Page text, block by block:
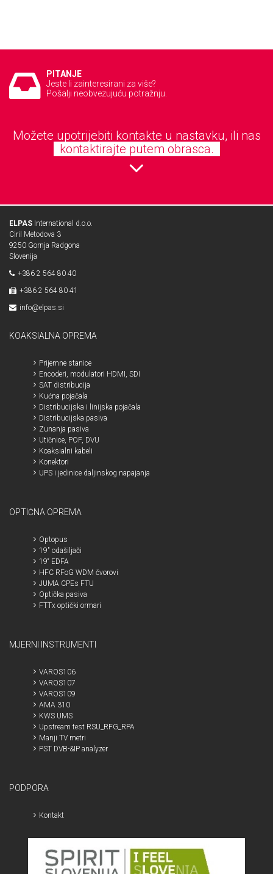
PITANJE
Jeste li zainteresirani za više?
Pošalji neobvezujuću potražnju.
Možete upotrijebiti kontakte u nastavku, ili nas
kontaktirajte putem obrasca.
ELPAS International d.o.o.
Ciril Metodova 3
9250 Gornja Radgona
Slovenija
+386 2 564 80 40
+386 2 564 80 41
info@elpas.si
KOAKSIALNA OPREMA
Prijemne stanice
Encoderi, modulatori HDMI, SDI
SAT distribucija
Kućna pojačala
Distribucijska i linijska pojačala
Distribucijska pasiva
Zunanja pasiva
Utičnice, POF, DVU
Koaksialni kabeli
Konektori
UPS i jedinice daljinskog napajanja
OPTIČNA OPREMA
Optopus
19" odašiljači
19“ EDFA
HFC RFoG WDM čvorovi
JUMA CPEs FTU
Optička pasiva
FTTx optički ormari
MJERNI INSTRUMENTI
VAROS106
VAROS107
VAROS109
AMA 310
KWS UMS
Upstream test RSU_RFG_RPA
Manji TV metri
PST DVB-&IP analyzer
PODPORA
Kontakt